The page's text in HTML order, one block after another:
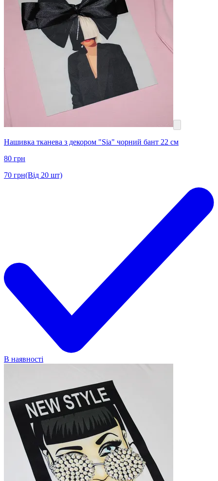
Нашивка тканева з декором "Sia" чорний бант 22 см
80 грн
70 грн(Від 20 шт)
В наявності